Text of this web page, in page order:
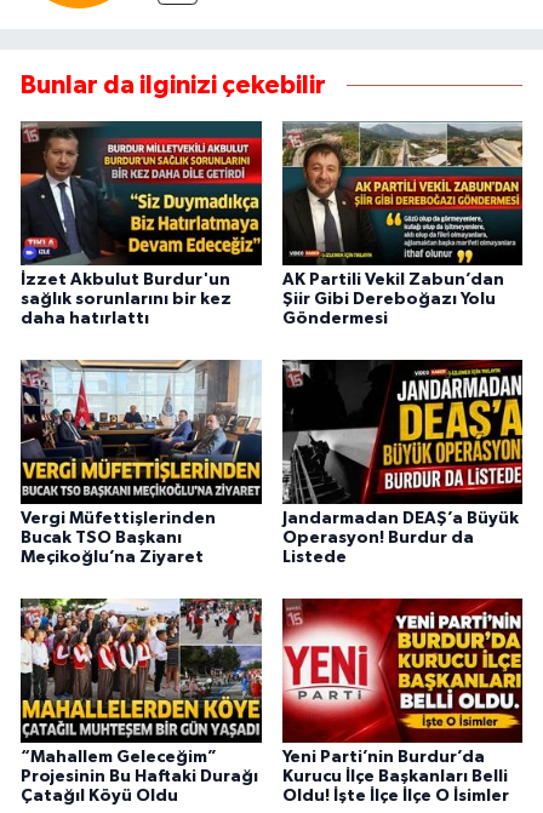
Bunlar da ilginizi çekebilir
İzzet Akbulut Burdur'un
sağlık sorunlarını bir kez
daha hatırlattı
AK Partili Vekil Zabun’dan
Şiir Gibi Dereboğazı Yolu
Göndermesi
Vergi Müfettişlerinden
Bucak TSO Başkanı
Meçikoğlu’na Ziyaret
Jandarmadan DEAŞ’a Büyük
Operasyon! Burdur da
Listede
“Mahallem Geleceğim”
Projesinin Bu Haftaki Durağı
Çatağıl Köyü Oldu
Yeni Parti’nin Burdur’da
Kurucu İlçe Başkanları Belli
Oldu! İşte İlçe İlçe O İsimler